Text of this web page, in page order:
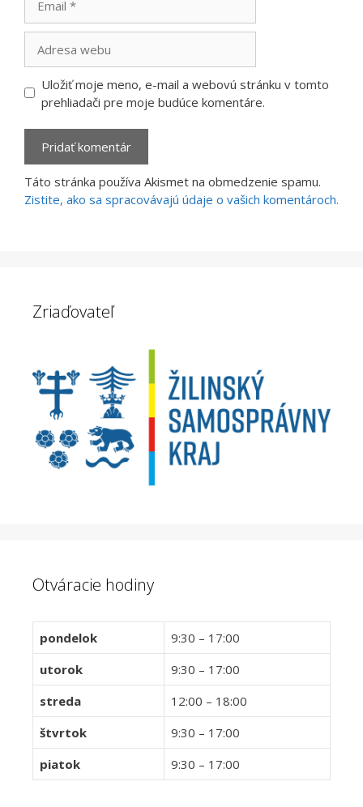
webu
Uložiť moje meno, e-mail a webovú stránku v tomto
prehliadači pre moje budúce komentáre.
Táto stránka používa Akismet na obmedzenie spamu.
Zistite, ako sa spracovávajú údaje o vašich komentároch.
Zriaďovateľ
Otváracie hodiny
pondelok
9:30 – 17:00
utorok
9:30 – 17:00
streda
12:00 – 18:00
štvrtok
9:30 – 17:00
piatok
9:30 – 17:00